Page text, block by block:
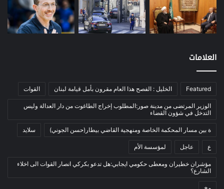
موازنة
نفط
(91)
اتصالات
(26)
بيئة
ثقافة
(1٬227)
أدب وشعر
بروفايل
العلامات
Featured الخليل : الفصح هذا العام مقرون بأمل قيامة لبنان القوات
الوزير المرتضى من مدينة صور:المطلوب إخراج الطاغوت من دار العدالة وليس
التدخل في شؤون القضاء
ة بين مسار المحكمة الخاصة ومنهجية القاضي بيطار(حسن الجوني) سلايد
ع عاجل لمؤسسة الأم
مؤشران خطيران ومعطى حكومي ايجابي:هل تدعو بكركي انصار القوات الى اخلاء
الشارع؟